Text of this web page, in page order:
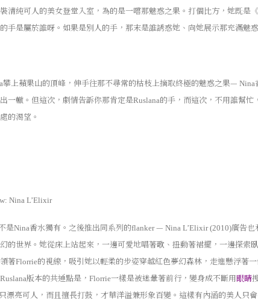
清純可人的美女登堂入室，為的是一嚐那魅惑之果。打個比方，她既
手是屬於誰呀。如果是別人的手，那末是誰誘惑她、向她展示那充滿魅
攀上蘋果山的頂峰，伸手往那不尋常的枯枝上摘取終極的魅惑之果— Nina
一轍。但這次，劇情告訴你那肯定是Ruslana的手，而這次，不用誰幫
的渴望。
Nina L’Elixir
是Nina香水獨有。之後推出同系列的flanker— Nina L’Elixir (2010)廣告也
的世界。她從床上站起來，一邊可愛地唱著歌、扭動著裙擺，一邊探索
著Florrie的視線，吸引她以輕柔的步姿穿越紅色夢幻森林，走進懸浮著
Ruslana版本的共通點是， Florrie一樣是被迷暈著前行，變身成不斷用眼睛
漂亮可人，而且擅長打鼓，才華洋溢兼形象百變。這樣有內涵的美人只